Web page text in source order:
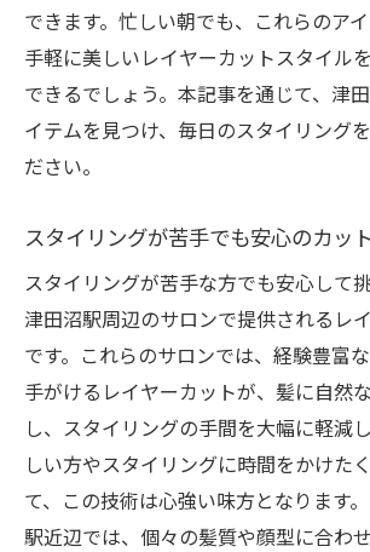
できます。忙しい朝でも、これらのアイ
手軽に美しいレイヤーカットスタイル
できるでしょう。本記事を通じて、津
イテムを見つけ、毎日のスタイリング
ださい。
スタイリングが苦手でも安心のカッ
スタイリングが苦手な方でも安心して
津田沼駅周辺のサロンで提供されるレ
です。これらのサロンでは、経験豊富
手がけるレイヤーカットが、髪に自然
し、スタイリングの手間を大幅に軽減
しい方やスタイリングに時間をかけた
て、この技術は心強い味方となります
駅近辺では、個々の髪質や顔型に合わ